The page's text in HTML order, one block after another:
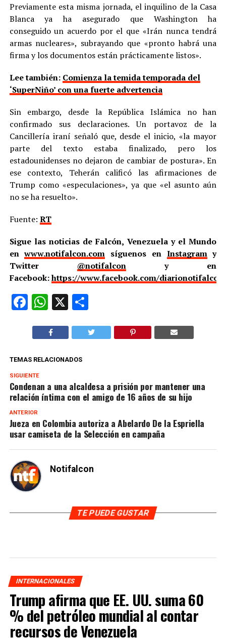
Previamente esta misma jornada, el inquilino de la Casa
Blanca ya ha asegurado que Washington ha
conseguido un acuerdo por el que «Irán nunca tendrá
armas nucleares», subrayando que «pronto habrá una
firma y los documentos están prácticamente listos».
Lee también: Comienza la temida temporada del
‘SuperNiño’ con una fuerte advertencia
Sin embargo, desde la República Islámica no han
confirmado sus declaraciones. Un portavoz de la
Cancillería iraní señaló que, desde el inicio, «la mayor
parte del texto estaba finalizado, pero los
estadounidenses no dejaron de cambiar de postura». En
ese contexto, Teherán calificó las afirmaciones de
Trump como «especulaciones», ya que «el asunto aún
no se ha resuelto».
Fuente: RT
Sigue las noticias de Falcón, Venezuela y el Mundo
enwww.notifalcon.com síguenos en Instagramy
Twitter @notifalcony en
Facebook:https://www.facebook.com/
Facebook
WhatsApp
X Compartir
TEMAS RELACIONADOS
SIGUIENTE
Condenan a una alcaldesa a prisión por mantener una
relación íntima con el amigo de 16 años de su hijo
ANTERIOR
Jueza en Colombia autoriza a Abelardo De la Espriella
usar camiseta de la Selección en campaña
Notifalcon
TE PUEDE GUSTAR
INTERNACIONALES
Trump afirma que EE. UU. suma 60
% del petróleo mundial al contar
recursos de Venezuela